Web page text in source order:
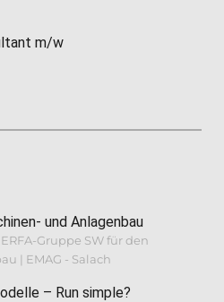
m/w
und Anlagenbau
Gruppe SW für den
| EMAG - Salach
– Run simple?